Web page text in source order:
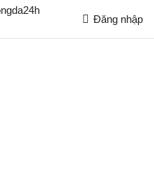
Đăng nhập